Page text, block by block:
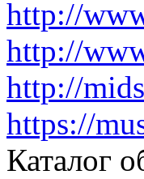
http://
http://
http://
https://
Каталог